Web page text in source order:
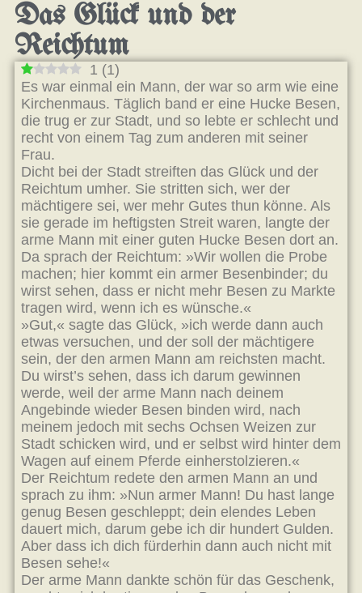
Das Glück und der
Reichtum
1 (1)
Es war einmal ein Mann, der war so arm wie eine
Kirchenmaus. Täglich band er eine Hucke Besen,
die trug er zur Stadt, und so lebte er schlecht und
recht von einem Tag zum anderen mit seiner
Frau.
Dicht bei der Stadt streiften das Glück und der
Reichtum umher. Sie stritten sich, wer der
mächtigere sei, wer mehr Gutes thun könne. Als
sie gerade im heftigsten Streit waren, langte der
arme Mann mit einer guten Hucke Besen dort an.
Da sprach der Reichtum: »Wir wollen die Probe
machen; hier kommt ein armer Besenbinder; du
wirst sehen, dass er nicht mehr Besen zu Markte
tragen wird, wenn ich es wünsche.«
»Gut,« sagte das Glück, »ich werde dann auch
etwas versuchen, und der soll der mächtigere
sein, der den armen Mann am reichsten macht.
Du wirst’s sehen, dass ich darum gewinnen
werde, weil der arme Mann nach deinem
Angebinde wieder Besen binden wird, nach
meinem jedoch mit sechs Ochsen Weizen zur
Stadt schicken wird, und er selbst wird hinter dem
Wagen auf einem Pferde einherstolzieren.«
Der Reichtum redete den armen Mann an und
sprach zu ihm: »Nun armer Mann! Du hast lange
genug Besen geschleppt; dein elendes Leben
dauert mich, darum gebe ich dir hundert Gulden.
Aber dass ich dich fürderhin dann auch nicht mit
Besen sehe!«
Der arme Mann dankte schön für das Geschenk,